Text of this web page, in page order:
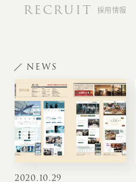
RECRUIT 採用情報
NEWS
2020.10.29